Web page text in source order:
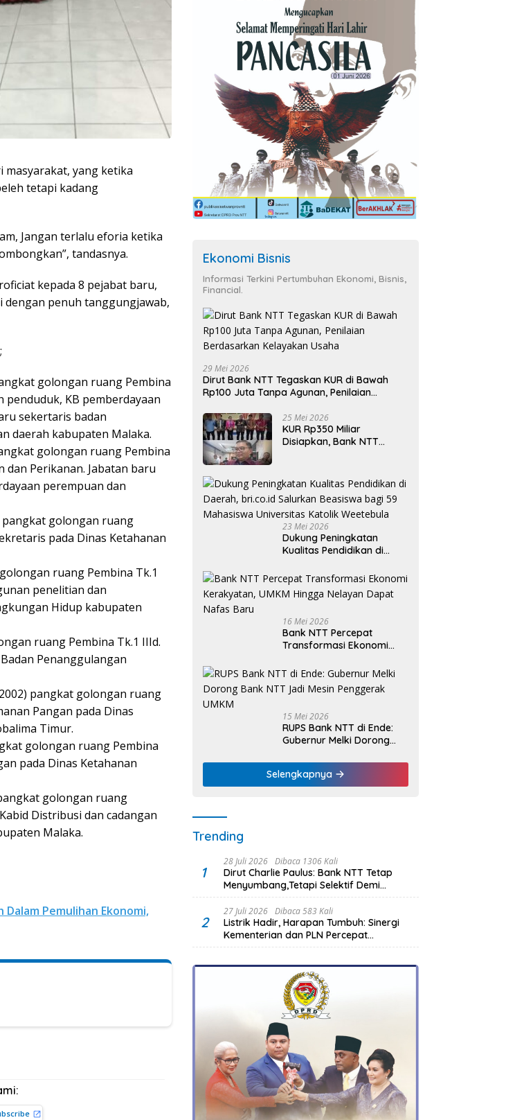
yang ketika
tetapi kadang
Jangan terlalu eforia ketika
tandasnya.
kepada 8 pejabat baru,
dengan penuh tanggungjawab,
golongan ruang Pembina
penduduk, KB pemberdayaan
sekertaris badan
daerah kabupaten Malaka.
golongan ruang Pembina
dan Perikanan. Jabatan baru
perempuan dan
pangkat golongan ruang
pada Dinas Ketahanan
ruang Pembina Tk.1
penelitian dan
Hidup kabupaten
ruang Pembina Tk.1 IIId.
Penanggulangan
pangkat golongan ruang
Pangan pada Dinas
Timur.
golongan ruang Pembina
pada Dinas Ketahanan
golongan ruang
Distribusi dan cadangan
Malaka.
Pemulihan Ekonomi,
Ekonomi Bisnis
Informasi Terkini Pertumbuhan Ekonomi, Bisnis,
Financial.
29 Mei 2026
Dirut Bank NTT Tegaskan KUR di Bawah
Rp100 Juta Tanpa Agunan, Penilaian
25 Mei 2026
KUR Rp350 Miliar
Disiapkan, Bank NTT
23 Mei 2026
Dukung Peningkatan
Kualitas Pendidikan di
Beasiswa bagi 59
Mahasiswa Universitas
Katolik Weetebula
16 Mei 2026
Bank NTT Percepat
Transformasi Ekonomi
Nelayan Dapat Nafas
Baru
15 Mei 2026
RUPS Bank NTT di Ende:
Gubernur Melki Dorong
Penggerak UMKM
Selengkapnya
Trending
1
28 Juli 2026 Dibaca 1306 Kali
Dirut Charlie Paulus: Bank NTT Tetap
Menyumbang,Tetapi Selektif Demi
Kepentingan Masyarakat
2
27 Juli 2026 Dibaca 583 Kali
Listrik Hadir, Harapan Tumbuh: Sinergi
Kementerian dan PLN Percepat
Pembangunan Infrastruktur Desa